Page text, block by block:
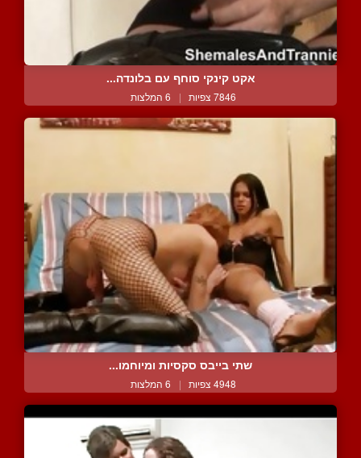
אקט קינקי סוחף עם בלונדה...
7846 צפיות | 6 המלצות
שתי בייבס סקסיות ומיוחמו...
4948 צפיות | 6 המלצות